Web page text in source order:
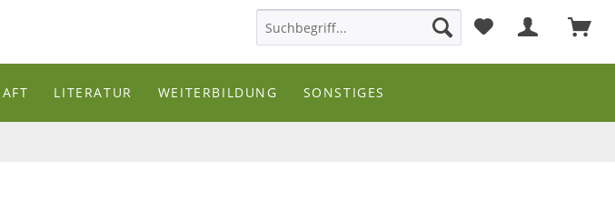
LITERATUR WEITERBILDUNG SONSTIGES